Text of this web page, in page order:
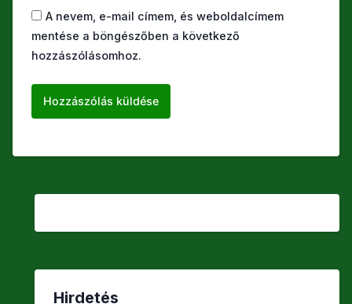
A nevem, e-mail címem, és weboldalcímem
mentése a böngészőben a következő
hozzászólásomhoz.
Hirdetés